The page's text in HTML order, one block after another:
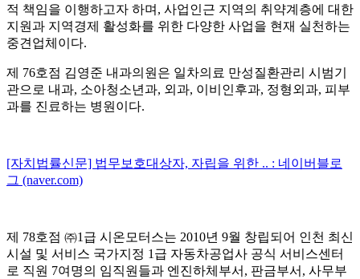
적 책임을 이행하고자 하며 , 사업인근 지역의 취약계층에 대한
지원과 지역경제 활성화를 위한 다양한 사업을 현재 실천하는
중견업체이다.
제 76호점 김영준 내과의원은 일차의료 만성질환관리 시범기
관으로 내과, 소아청소년과, 외과, 이비인후과, 정형외과, 피부
과를 진료하는 병원이다.
[자치법률신문] 법무보호대상자, 자립을 위한 .. : 네이버블로
그 (naver.com)
제 78호점 ㈜1 급 시온모터스는 2010년 9월 창립되어 인천 최신
시설 및 서비스 국가지정 1 급 자동차공업사 공식 서비스센터
로 직원 7여명의 임직원들과 엔진하체부서 , 판금부서 , 사무부